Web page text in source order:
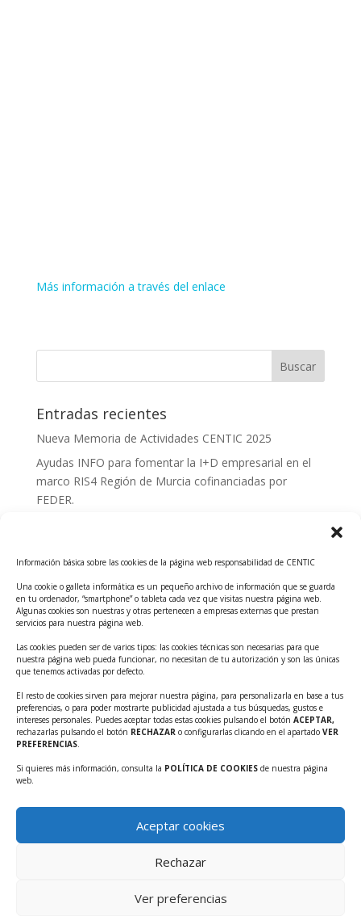
Información básica sobre las cookies de la página web responsabilidad de CENTIC
Una cookie o galleta informática es un pequeño archivo de información que se guarda
en tu ordenador, “smartphone” o tableta cada vez que visitas nuestra página web.
Algunas cookies son nuestras y otras pertenecen a empresas externas que prestan
servicios para nuestra página web.
Las cookies pueden ser de varios tipos: las cookies técnicas son necesarias para que
nuestra página web pueda funcionar, no necesitan de tu autorización y son las únicas
que tenemos activadas por defecto.
El resto de cookies sirven para mejorar nuestra página, para personalizarla en base a tus
preferencias, o para poder mostrarte publicidad ajustada a tus búsquedas, gustos e
intereses personales. Puedes aceptar todas estas cookies pulsando el botón ACEPTAR,
rechazarlas pulsando el botón RECHAZAR o configurarlas clicando en el apartado VER
PREFERENCIAS.
Si quieres más información, consulta la POLÍTICA DE COOKIES de nuestra página
web.
Aceptar cookies
Rechazar
Ver preferencias
Más información a través del enlace
Entradas recientes
Nueva Memoria de Actividades CENTIC 2025
Ayudas INFO para fomentar la I+D empresarial en el
marco RIS4 Región de Murcia cofinanciadas por
FEDER.
Tecnológicos 2ª ed.
Ayudas INFO para el apoyo a las empresas
innovadoras con potencial tecnológico y escalables
Convocatoria Cheque de Innovación. Ayudas INFO
para la contratación de servicios de Innovación y
Competitividad
Cheque Inversión del INFO. Ayudas para la
contratación de servicios de Innovación y
Competitividad para apoyar rondas de financiación.
Inscripciones abiertas!!
Ayudas INFO para la contratación de servicios de
Innovación y Competitividad (CHEQUE